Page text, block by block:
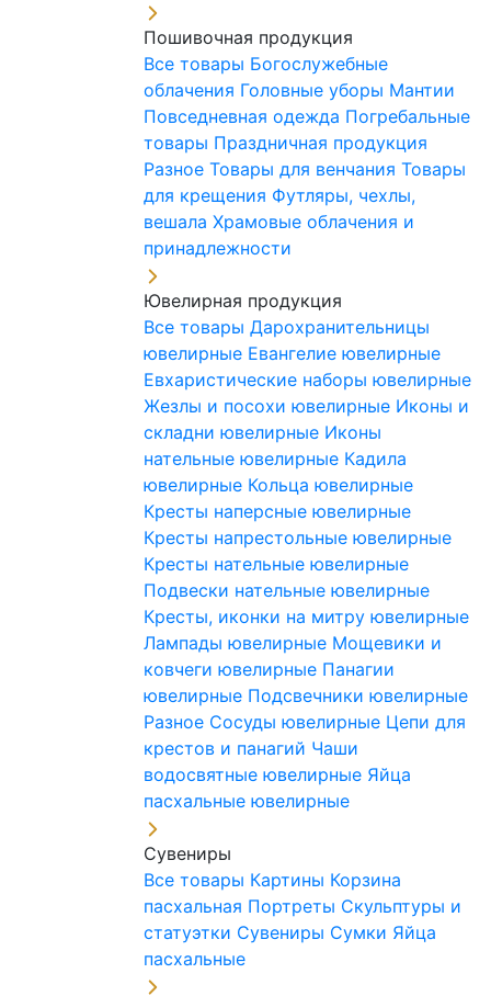
Пошивочная продукция
Все товары Богослужебные
облачения Головные уборы Мантии
Повседневная одежда Погребальные
товары Праздничная продукция
Разное Товары для венчания Товары
для крещения Футляры, чехлы,
вешала Храмовые облачения и
принадлежности
Ювелирная продукция
Все товары Дарохранительницы
ювелирные Евангелие ювелирные
Евхаристические наборы ювелирные
Жезлы и посохи ювелирные Иконы и
складни ювелирные Иконы
нательные ювелирные Кадила
ювелирные Кольца ювелирные
Кресты наперсные ювелирные
Кресты напрестольные ювелирные
Кресты нательные ювелирные
Подвески нательные ювелирные
Кресты, иконки на митру ювелирные
Лампады ювелирные Мощевики и
ковчеги ювелирные Панагии
ювелирные Подсвечники ювелирные
Разное Сосуды ювелирные Цепи для
крестов и панагий Чаши
водосвятные ювелирные Яйца
пасхальные ювелирные
Сувениры
Все товары Картины Корзина
пасхальная Портреты Скульптуры и
статуэтки Сувениры Сумки Яйца
пасхальные